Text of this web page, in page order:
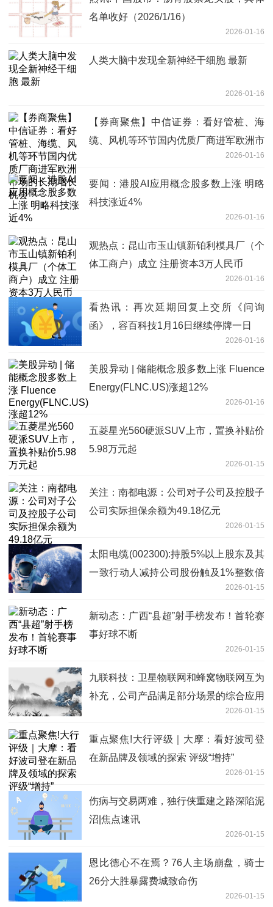
名单收好（2026/1/16）
2026-01-16
人类大脑中发现全新神经干细胞 最新
2026-01-16
【券商聚焦】中信证券：看好管桩、海
缆、风机等环节国内优质厂商进军欧洲市
2026-01-16
要闻：港股AI应用概念股多数上涨 明略
科技涨近4%
2026-01-16
观热点：昆山市玉山镇新铂利模具厂（个
体工商户）成立 注册资本3万人民币
2026-01-16
看热讯：再次延期回复上交所《问询
函》，容百科技1月16日继续停牌一日
2026-01-16
美股异动 | 储能概念股多数上涨 Fluence
Energy(FLNC.US)涨超12%
2026-01-16
五菱星光560硬派SUV上市，置换补贴价
5.98万元起
2026-01-15
关注：南都电源：公司对子公司及控股子
公司实际担保余额为49.18亿元
2026-01-15
太阳电缆(002300):持股5%以上股东及其
一致行动人减持公司股份触及1%整数倍
2026-01-15
新动态：广西“县超”射手榜发布！首轮赛
事好球不断
2026-01-15
九联科技：卫星物联网和蜂窝物联网互为
补充，公司产品满足部分场景的综合应用
2026-01-15
重点聚焦!大行评级｜大摩：看好波司登
在新品牌及领域的探索 评级“增持”
2026-01-15
伤病与交易两难，独行侠重建之路深陷泥
沼|焦点速讯
2026-01-15
恩比德心不在焉？76人主场崩盘，骑士
26分大胜暴露费城致命伤
2026-01-15